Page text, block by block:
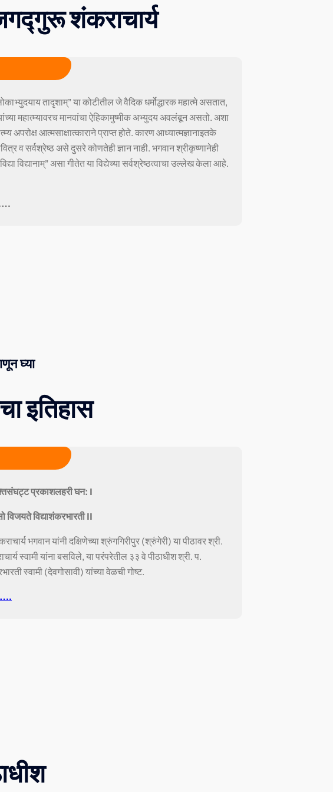
शंकराचार्य
तादृशाम्” या कोटीतील जे वैदिक धर्मोद्धारक महात्मे असतात,
महात्म्यावरच मानवांचा ऐहिकामुष्मीक अभ्युदय अवलंबून असतो. अशा
अपरोक्ष आत्मसाक्षात्काराने प्राप्त होते. कारण आध्यात्मज्ञानाइतके
व सर्वश्रेष्ठ असे दुसरे कोणतेही ज्ञान नाही. भगवान श्रीकृष्णानेही
विद्यानाम्” असा गीतेत या विद्येच्या सर्वश्रेष्ठत्वाचा उल्लेख केला आहे.
….
घ्या
इतिहास
प्रकाशलहरी घन: I
विजयते विद्याशंकरभारती II
भगवान यांनी दक्षिणेच्या श्रुंगगिरीपुर (श्रुंगेरी) या पीठावर श्री.
स्वामी यांना बसविले, या परंपरेतील ३३ वे पीठाधीश श्री. प.
स्वामी (देवगोसावी) यांच्या वेळची गोष्ट.